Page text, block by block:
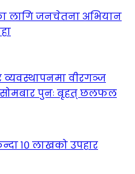
लागि जनचेतना अभियान
व्यवस्थापनमा वीरगञ्ज
पुनः बृहत् छलफल
१० लाखको उपहार